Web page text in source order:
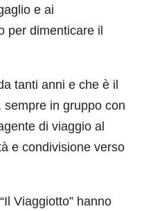
e ai
per dimenticare il
tanti anni e che è il
in gruppo con
di viaggio al
e condivisione verso
Viaggiotto” hanno